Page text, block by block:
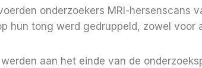
onderzoekers MRI-hersenscans
hun tong werd gedruppeld, zowel voor
aan het einde van de